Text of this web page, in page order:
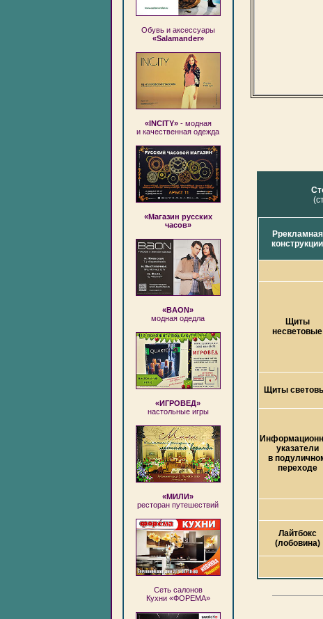
Обувь и аксессуары
«Salamander»
«INCITY»- модная
и качественная одежда
«Магазин русских
часов»
«BAON»
модная одедла
«ИГРОВЕД»
настольные игры
«МИЛИ»
ресторан путешествий
Сеть салонов
Кухни «ФОРЕМА»
Ррекламная
конструкции
Щиты
несветовые
Щиты
указатели
в
переходе
Лайтбокс
(лобовина)